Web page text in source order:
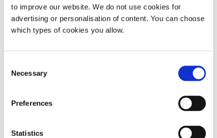
to improve our website. We do not use cookies for
advertising or personalisation of content. You can choose
which types of cookies you allow.
Selection
Necessary
Preferences
Statistics
شاهد فيلمًا عن عمل مكتب رعاية الأسرة: